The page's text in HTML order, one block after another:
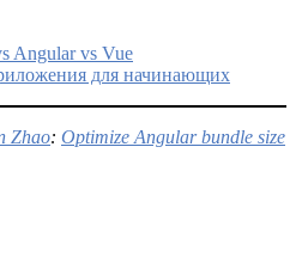
Angular vs Vue
для начинающих
Zhao: Optimize Angular bundle size